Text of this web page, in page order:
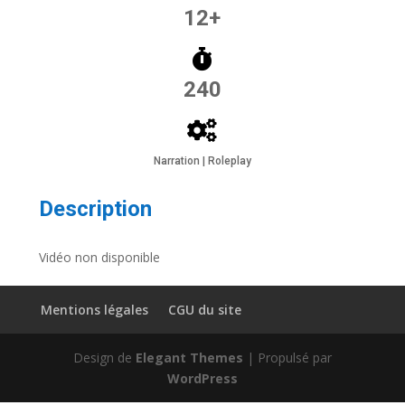
12+
240
Narration | Roleplay
Description
Vidéo non disponible
Mentions légales CGU du site
Design de Elegant Themes | Propulsé par
WordPress